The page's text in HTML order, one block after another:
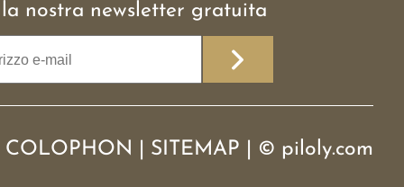
nostra newsletter gratuita
COLOPHON SITEMAP © piloly.com